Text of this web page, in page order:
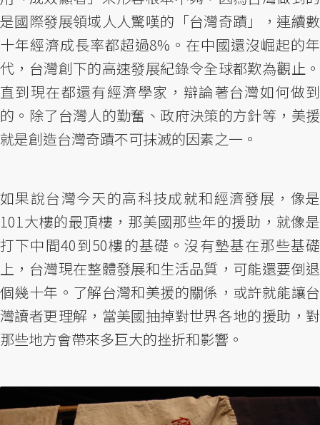
是國際發展領域人人驚嘆的「台灣奇蹟」，連續數
十年經濟成長率都超過8%。在中國還沒崛起的年
代，台灣創下的高速發展紀錄令全球都歎為觀止。
直到現在都還有經濟學家，辯論著台灣如何做到
的。除了台灣人的勤奮、政府決策的方針等，美援
就是創造台灣奇蹟不可抹滅的因素之一。
如果說台灣今天的高科技成就和經濟發展，像是
101大樓的最頂樓，那美國那些年的援助，就像是
打下中間40到50樓的基礎。沒有墊基在那些基礎
上，台灣現在整體發展和生活品質，可能還要倒退
個幾十年。了解台灣和美援的關係，或許就能讓台
灣讀者更理解，當美國抽掉對世界各地的援助，對
那些地方會帶來多巨大的挫折和影響。